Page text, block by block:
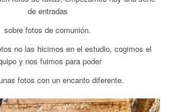
de entradas
sobre fotos de comunión.
no las hicimos en el estudio, cogimos el
y nos fuimos para poder
fotos con un encanto diferente.